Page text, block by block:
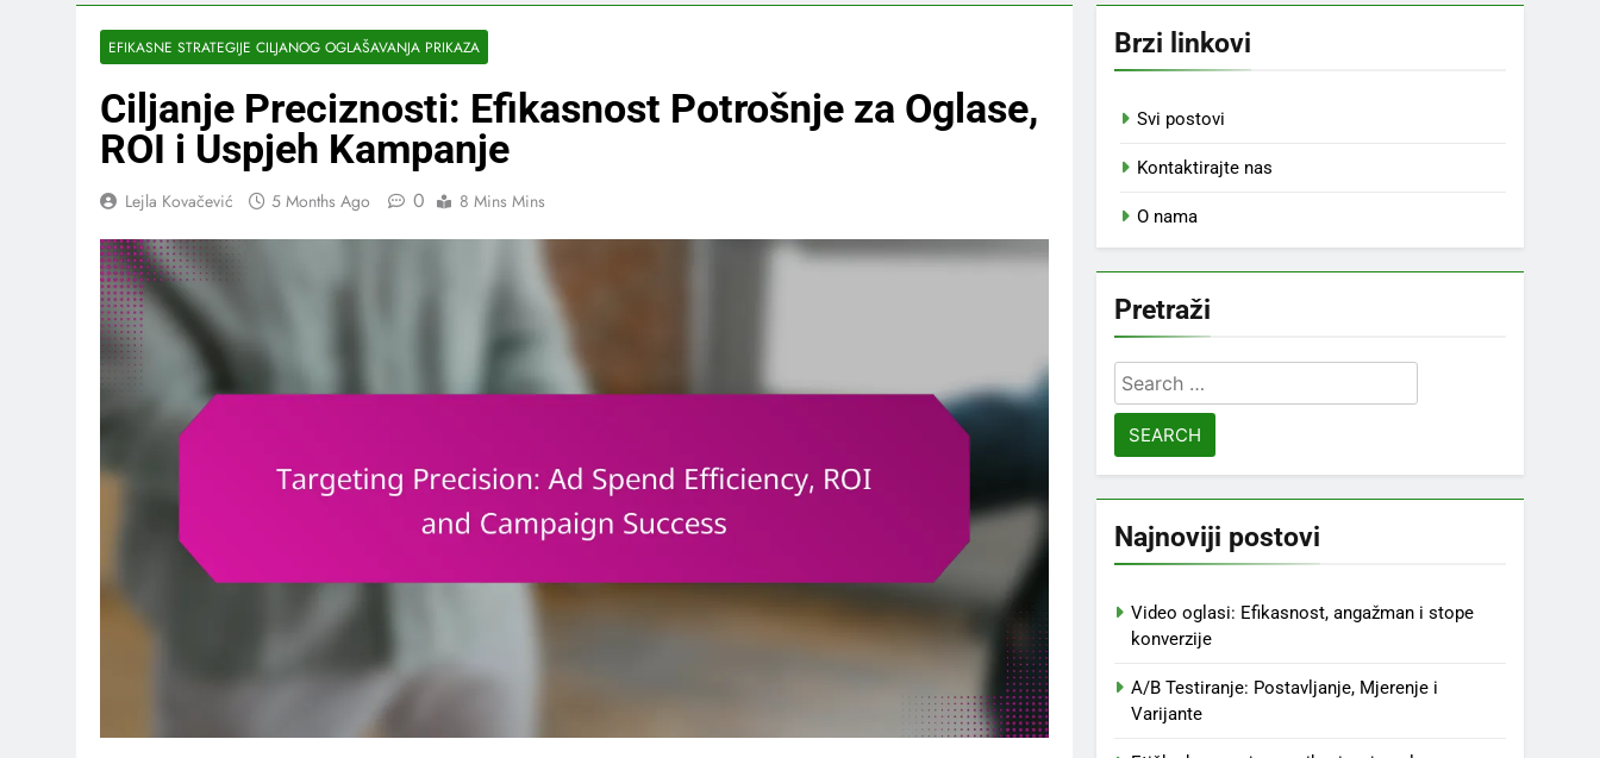
EFIKASNE STRATEGIJE CILJANOG OGLAŠAVANJA PRIKAZA
Ciljanje Preciznosti: Efikasnost Potrošnje za Oglase,
ROI i Uspjeh Kampanje
Lejla Kovačević 5 Months Ago 0 8 Mins Mins
Brzi linkovi
Svi postovi
Kontaktirajte nas
O nama
Pretraži
Search
for:
Najnoviji postovi
Video oglasi: Efikasnost, angažman i stope
konverzije
A/B Testiranje: Postavljanje, Mjerenje i
Varijante